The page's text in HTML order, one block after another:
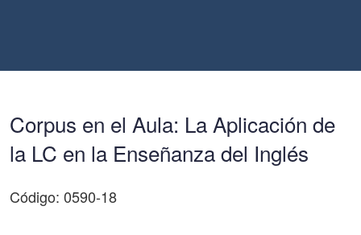
Corpus en el Aula: La Aplicación de
la LC en la Enseñanza del Inglés
Código: 0590-18